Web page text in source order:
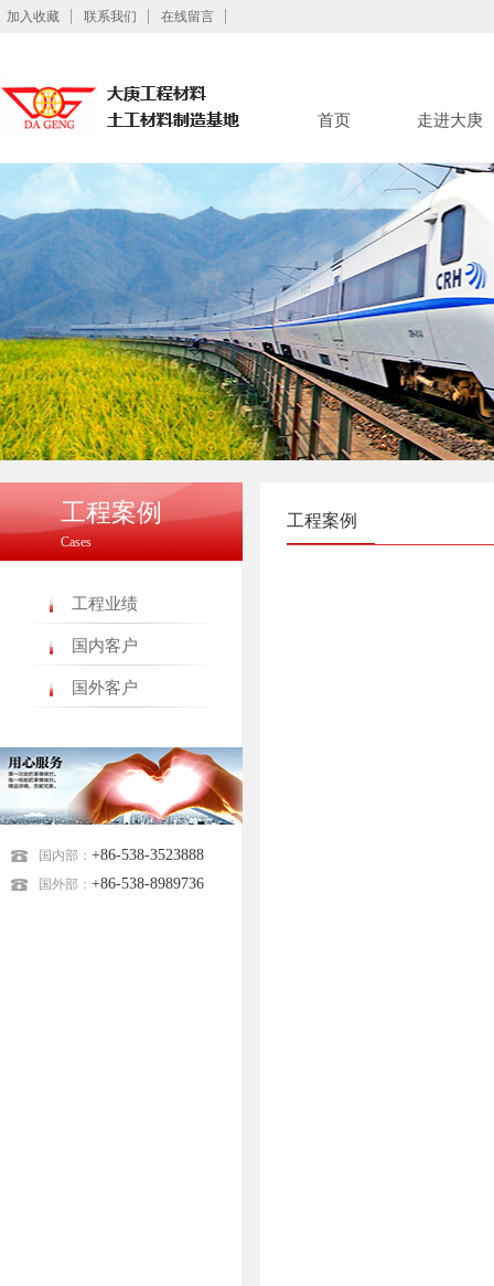
加入收藏 联系我们 在线留言
首页 走进大庚
工程案例
Cases
工程业绩
国内客户
国外客户
国内部： +86-538-3523888
国外部： +86-538-8989736
工程案例